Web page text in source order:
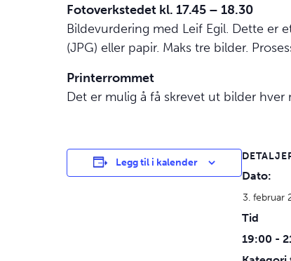
Fotoverkstedet kl. 17.45 – 18.30
Bildevurdering med Leif Egil. Dette er
(JPG) eller papir. Maks tre bilder.
Printerrommet
Det er mulig å få skrevet ut bilder hver
Legg til i kalender
Dato:
3. februar
Tid
19:00 -